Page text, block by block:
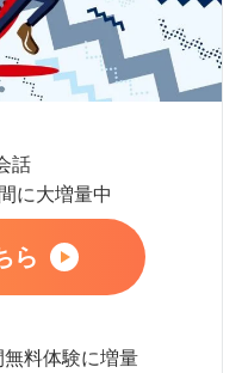
話
に大増量中
ら
料体験に増量